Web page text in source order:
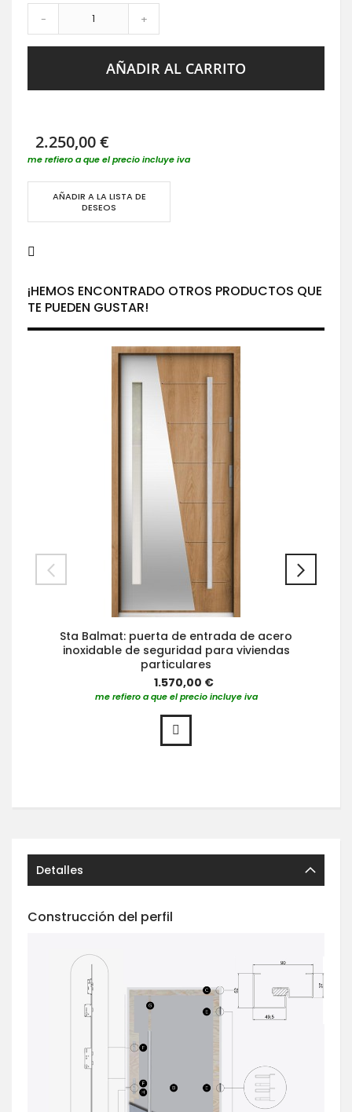
- +
AÑADIR AL CARRITO
2.250,00 €
me refiero a que el precio incluye iva
AÑADIR A LA LISTA DE
DESEOS
¡HEMOS ENCONTRADO OTROS PRODUCTOS QUE
TE PUEDEN GUSTAR!
Sta Balmat: puerta de entrada de acero
inoxidable de seguridad para viviendas
particulares
1.570,00 €
me refiero a que el precio incluye iva
Detalles
Construcción del perfil